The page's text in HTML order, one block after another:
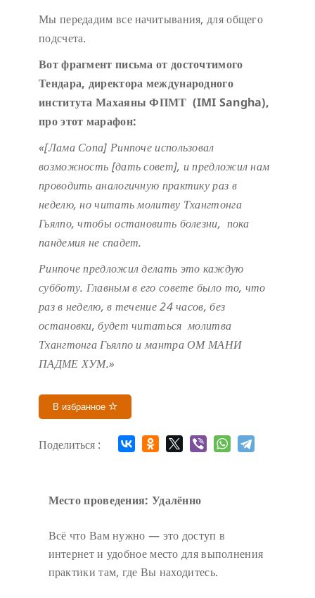
Мы передадим все начитывания, для общего
подсчета.
Вот фрагмент письма от досточтимого
Тендара, директора международного
института Махаяны ФПМТ (IMI Sangha),
про этот марафон:
«[Лама Сопа] Ринпоче использовал
возможность [дать совет], и предложил нам
проводить аналогичную практику раз в
неделю, но читать молитву Тхангтонга
Гьялпо, чтобы остановить болезни, пока
пандемия не спадет.
Ринпоче предложил делать это каждую
субботу. Главным в его совете было то, что
раз в неделю, в течение 24 часов, без
остановки, будет читаться молитва
Тхангтонга Гьялпо и мантра ОМ МАНИ
ПАДМЕ ХУМ.»
В избранное
Поделиться :
Место проведения: Удалённо
Всё что Вам нужно — это доступ в
интернет и удобное место для выполнения
практики там, где Вы находитесь.